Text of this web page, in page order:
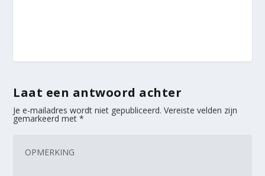
Laat een antwoord achter
Je e-mailadres wordt niet gepubliceerd. Vereiste velden zijn
gemarkeerd met*